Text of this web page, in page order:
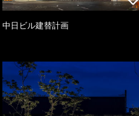
中日ビル建替計画